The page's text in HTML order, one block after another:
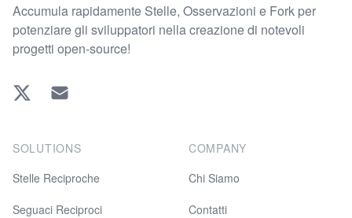
Accumula rapidamente Stelle, Osservazioni e Fork per
potenziare gli sviluppatori nella creazione di notevoli
progetti open-source!
Twitter EMAIL
SOLUTIONS
Stelle Reciproche
Seguaci Reciproci
COMPANY
Chi Siamo
Contatti